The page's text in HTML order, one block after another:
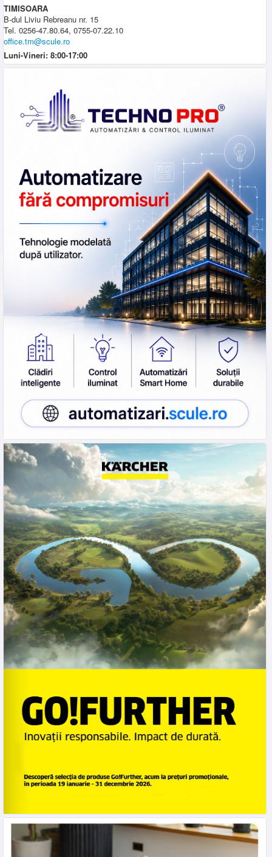
TIMISOARA
B-dul Liviu Rebreanu nr. 15
Tel. 0256-47.80.64, 0755-07.22.10
office.tm@scule.ro
Luni-Vineri: 8:00-17:00